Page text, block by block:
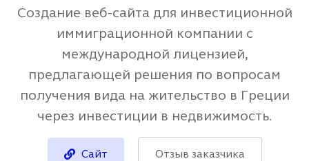
Создание веб-сайта для инвестиционной
иммиграционной компании с
международной лицензией,
предлагающей решения по вопросам
получения вида на жительство в Греции
через инвестиции в недвижимость.
Сайт Отзыв заказчика